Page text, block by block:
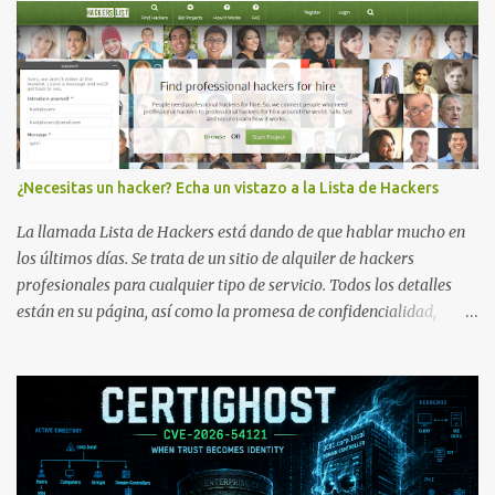
¿Necesitas un hacker? Echa un vistazo a la Lista de Hackers
La llamada Lista de Hackers está dando de que hablar mucho en
los últimos días. Se trata de un sitio de alquiler de hackers
profesionales para cualquier tipo de servicio. Todos los detalles
están en su página, así como la promesa de confidencialidad,
contratados desde la plataforma. En el sitio se asegura de que
Lista de Hackers, con identidades desconocidas, fue creada para un
"uso legal y ético", y sin embargo existen propuestas de dudosa
ética como para entrar en cuentas de Gmail o WhatsApp,